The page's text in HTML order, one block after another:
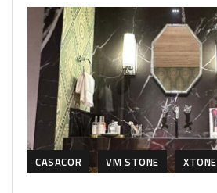
CASACOR VM STONE XTONE